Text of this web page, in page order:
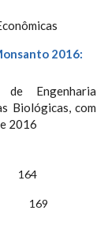
2016:
Engenharia
Biológicas, com
2016
164
169